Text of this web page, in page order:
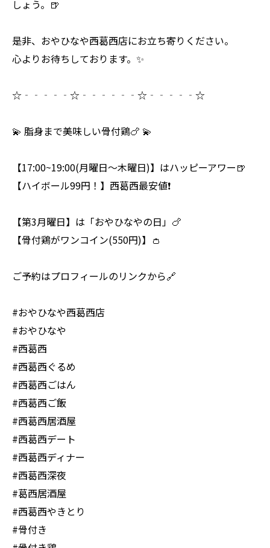
しょう。🍺
是非、おやひなや西葛西店にお立ち寄りください。
心よりお待ちしております。✨
☆‐‐‐‐‐☆‐‐‐‐‐‐☆‐‐‐‐‐☆
💫 脂身まで美味しい骨付鶏🍗 💫
【17:00~19:00(月曜日～木曜日)】はハッピーアワー🍺
【ハイボール99円！】西葛西最安値❗
【第3月曜日】は「おやひなやの日」🍗
【骨付鶏がワンコイン(550円)】👛
ご予約はプロフィールのリンクから🔗
#おやひなや西葛西店
#おやひなや
#西葛西
#西葛西ぐるめ
#西葛西ごはん
#西葛西ご飯
#西葛西居酒屋
#西葛西デート
#西葛西ディナー
#西葛西深夜
#葛西居酒屋
#西葛西やきとり
#骨付き